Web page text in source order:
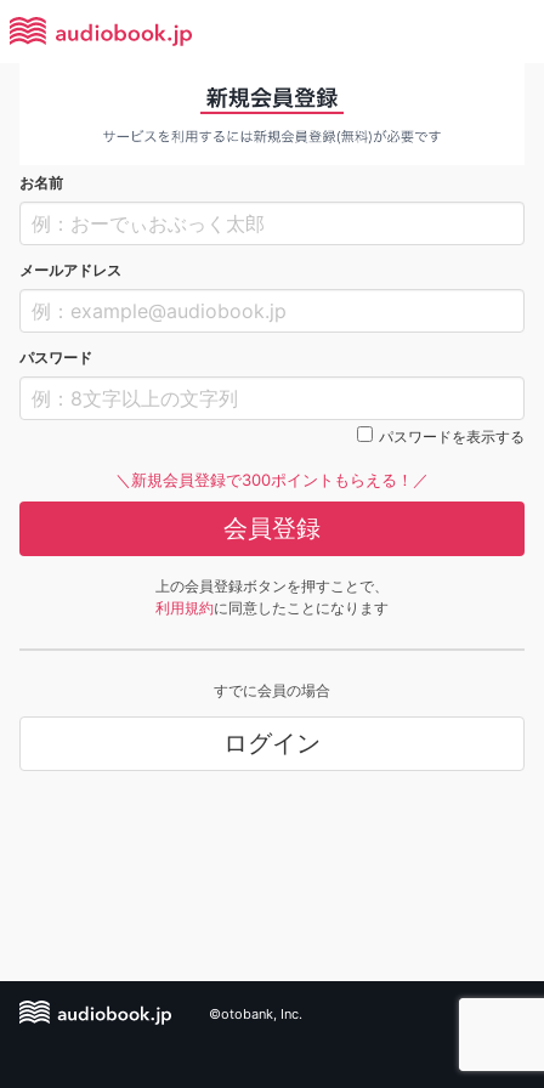
お名前
メールアドレス
パスワード
パスワードを表示する
＼新規会員登録で300ポイントもらえる！／
会員登録
上の会員登録ボタンを押すことで、
利用規約に同意したことになります
すでに会員の場合
ログイン
©otobank, Inc.